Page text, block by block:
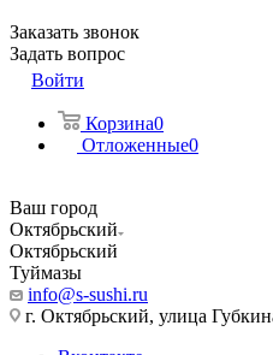
Заказать звонок
Задать вопрос
Войти
Корзина0
Отложенные0
Ваш город
Октябрьский
Октябрьский
Туймазы
info@s-sushi.ru
г. Октябрьский, улица